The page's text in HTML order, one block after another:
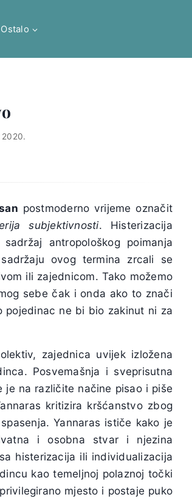
Ostalo
postmoderno vrijeme označit
subjektivnosti. Histerizacija
antropološkog poimanja
ovog termina zrcali se
ili zajednicom. Tako možemo
sebe čak i onda ako to znači
ne bi bio zakinut ni za
zajednica uvijek izložena
Posvemašnja i sveprisutna
na različite načine pisao i piše
kritizira kršćanstvo zbog
Yannaras ističe kako je
i osobna stvar i njezina
histerizacija ili individualizacija
kao temeljnoj polaznoj točki
mjesto i postaje puko